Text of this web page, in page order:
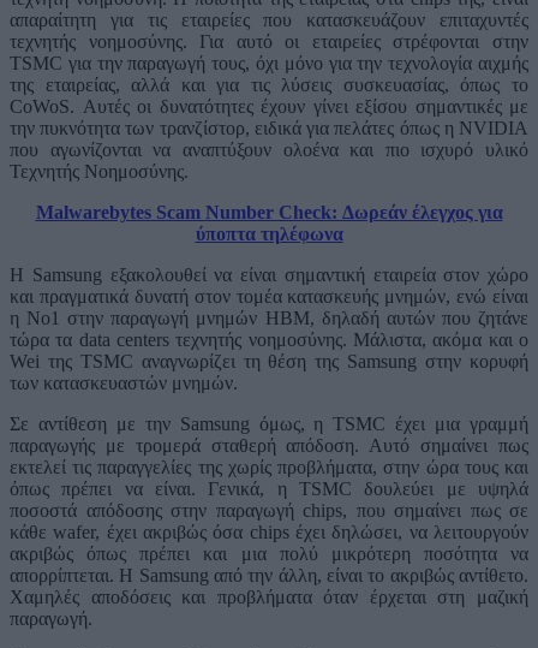
απαραίτητη για τις εταιρείες που κατασκευάζουν επιταχυντές
τεχνητής νοημοσύνης. Για αυτό οι εταιρείες στρέφονται στην
TSMC για την παραγωγή τους, όχι μόνο για την τεχνολογία αιχμής
της εταιρείας, αλλά και για τις λύσεις συσκευασίας, όπως το
CoWoS. Αυτές οι δυνατότητες έχουν γίνει εξίσου σημαντικές με
την πυκνότητα των τρανζίστορ, ειδικά για πελάτες όπως η NVIDIA
που αγωνίζονται να αναπτύξουν ολοένα και πιο ισχυρό υλικό
Τεχνητής Νοημοσύνης.
Malwarebytes Scam Number Check: Δωρεάν έλεγχος για
ύποπτα τηλέφωνα
Η Samsung εξακολουθεί να είναι σημαντική εταιρεία στον χώρο
και πραγματικά δυνατή στον τομέα κατασκευής μνημών, ενώ είναι
η No1 στην παραγωγή μνημών HBM, δηλαδή αυτών που ζητάνε
τώρα τα data centers τεχνητής νοημοσύνης. Μάλιστα, ακόμα και ο
Wei της TSMC αναγνωρίζει τη θέση της Samsung στην κορυφή
των κατασκευαστών μνημών.
Σε αντίθεση με την Samsung όμως, η TSMC έχει μια γραμμή
παραγωγής με τρομερά σταθερή απόδοση. Αυτό σημαίνει πως
εκτελεί τις παραγγελίες της χωρίς προβλήματα, στην ώρα τους και
όπως πρέπει να είναι. Γενικά, η TSMC δουλεύει με υψηλά
ποσοστά απόδοσης στην παραγωγή chips, που σημαίνει πως σε
κάθε wafer, έχει ακριβώς όσα chips έχει δηλώσει, να λειτουργούν
ακριβώς όπως πρέπει και μια πολύ μικρότερη ποσότητα να
απορρίπτεται. Η Samsung από την άλλη, είναι το ακριβώς αντίθετο.
Χαμηλές αποδόσεις και προβλήματα όταν έρχεται στη μαζική
παραγωγή.